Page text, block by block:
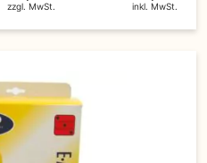
zzgl. MwSt. inkl. MwSt.